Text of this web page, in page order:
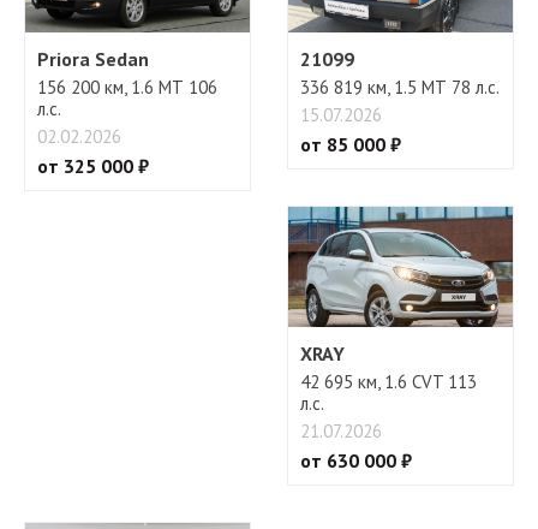
Priora Sedan
156 200 км, 1.6 МТ 106
л.с.
02.02.2026
от 325 000 ₽
21099
336 819 км, 1.5 МТ 78 л.с.
15.07.2026
от 85 000 ₽
XRAY
42 695 км, 1.6 CVT 113
л.с.
21.07.2026
от 630 000 ₽